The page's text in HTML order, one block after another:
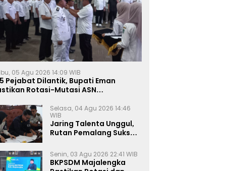
05 Agu 2026 14:09 WIB
Pejabat Dilantik, Bupati Eman
Rotasi-Mutasi ASN
Selasa, 04 Agu 2026 14:46
WIB
Jaring Talenta Unggul,
Rutan Pemalang Sukses
Wawancara Magang
Kemnaker
Senin, 03 Agu 2026 22:41 WIB
BKPSDM Majalengka